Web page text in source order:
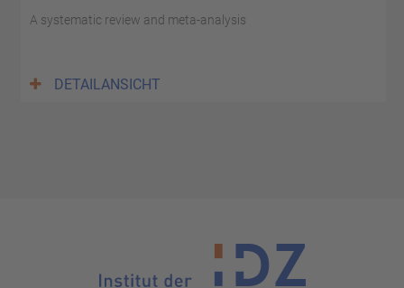
A systematic review and meta-analysis
DETAILANSICHT